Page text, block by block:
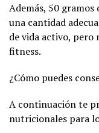
Además, 50
una cantidad
de vida activo, pero
fitness.
¿Cómo puedes
A continuación te
nutricionales para